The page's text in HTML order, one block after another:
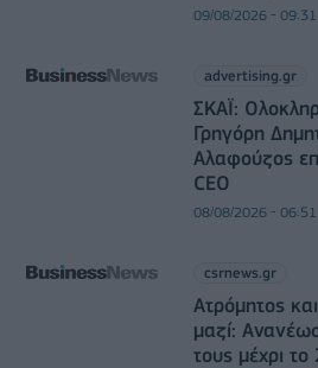
09/08/2026 - 09:31
advertising.gr
ΣΚΑΪ:
Γρηγόρη
Αλαφούζος
CEO
08/08/2026 - 06:51
csrnews.gr
Ατρόμητος
μαζί:
τους μέχρι